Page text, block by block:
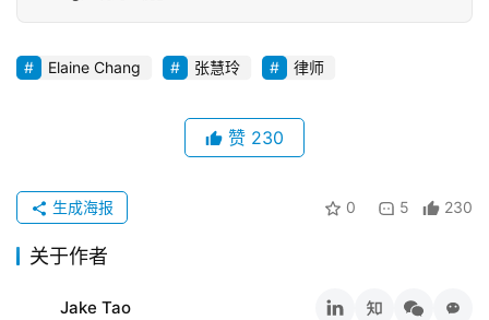
Elaine Chang 张慧玲 律师
赞 230
0 5 230
生成海报
关于作者
Jake Tao